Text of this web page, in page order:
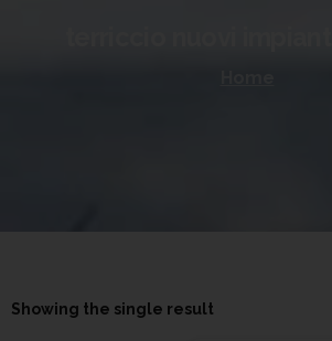
Showing the single result